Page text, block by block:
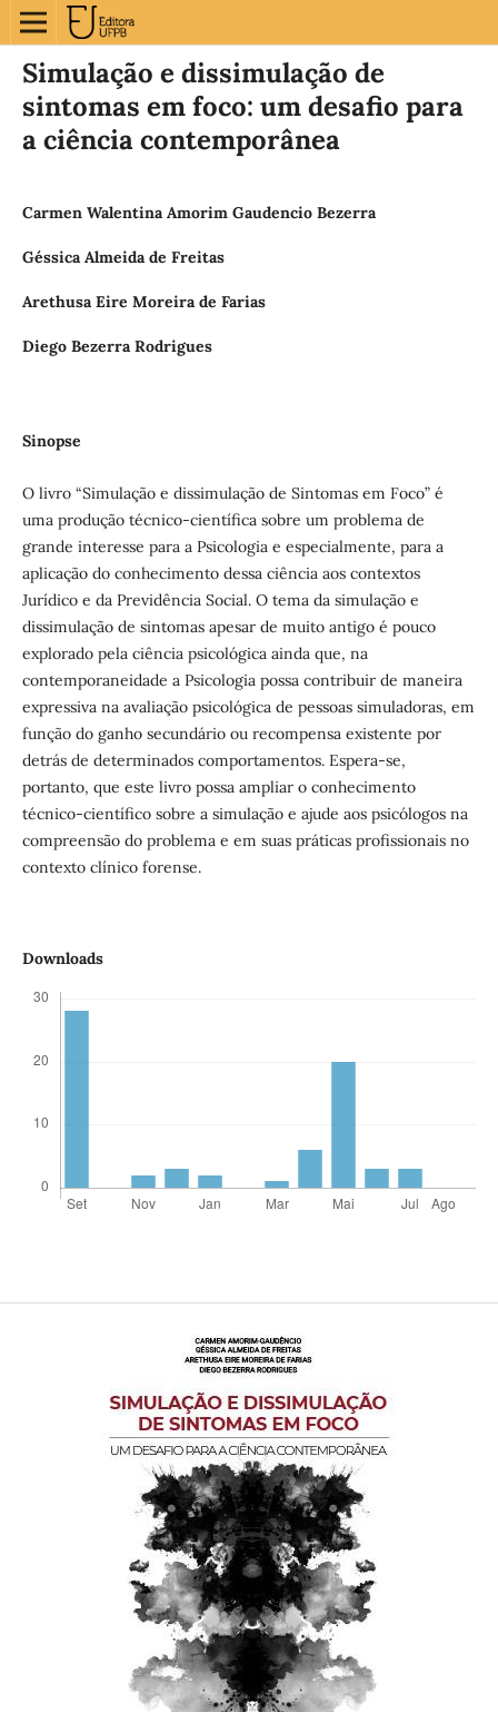
Simulação e dissimulação de
sintomas em foco: um desafio para
a ciência contemporânea
Carmen Walentina Amorim Gaudencio Bezerra
Géssica Almeida de Freitas
Arethusa Eire Moreira de Farias
Diego Bezerra Rodrigues
Sinopse
O livro “Simulação e dissimulação de Sintomas em Foco” é
uma produção técnico-científica sobre um problema de
grande interesse para a Psicologia e especialmente, para a
aplicação do conhecimento dessa ciência aos contextos
Jurídico e da Previdência Social. O tema da simulação e
dissimulação de sintomas apesar de muito antigo é pouco
explorado pela ciência psicológica ainda que, na
contemporaneidade a Psicologia possa contribuir de maneira
expressiva na avaliação psicológica de pessoas simuladoras, em
função do ganho secundário ou recompensa existente por
detrás de determinados comportamentos. Espera-se,
portanto, que este livro possa ampliar o conhecimento
técnico-científico sobre a simulação e ajude aos psicólogos na
compreensão do problema e em suas práticas profissionais no
contexto clínico forense.
Downloads